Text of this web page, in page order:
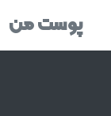
پوست من